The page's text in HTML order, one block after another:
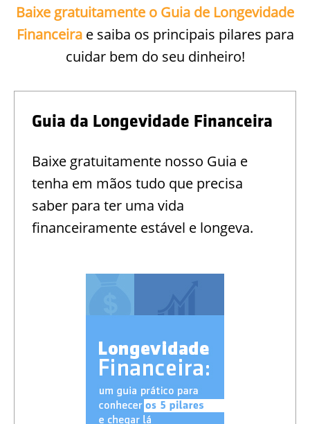
Baixe gratuitamente o Guia de Longevidade
Financeirae saiba os principais pilares para
cuidar bem do seu dinheiro!
Guia da Longevidade Financeira
Baixe gratuitamente nosso Guia e
tenha em mãos tudo que precisa
saber para ter uma vida
financeiramente estável e longeva.